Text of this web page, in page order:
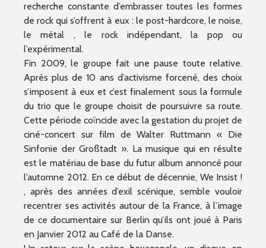
recherche constante d’embrasser toutes les formes
de rock qui s’offrent à eux : le post-hardcore, le noise,
le métal , le rock indépendant, la pop ou
l’expérimental.
Fin 2009, le groupe fait une pause toute relative.
Après plus de 10 ans d’activisme forcené, des choix
s’imposent à eux et c’est finalement sous la formule
du trio que le groupe choisit de poursuivre sa route.
Cette période coïncide avec la gestation du projet de
ciné-concert sur film de Walter Ruttmann « Die
Sinfonie der Großtadt ». La musique qui en résulte
est le matériau de base du futur album annoncé pour
l’automne 2012. En ce début de décennie, We Insist !
, après des années d’exil scénique, semble vouloir
recentrer ses activités autour de la France, à l’image
de ce documentaire sur Berlin qu’ils ont joué à Paris
en Janvier 2012 au Café de la Danse.